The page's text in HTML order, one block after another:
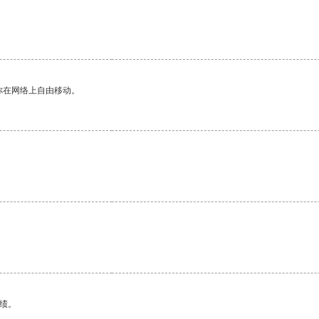
网络上自由移动。
。